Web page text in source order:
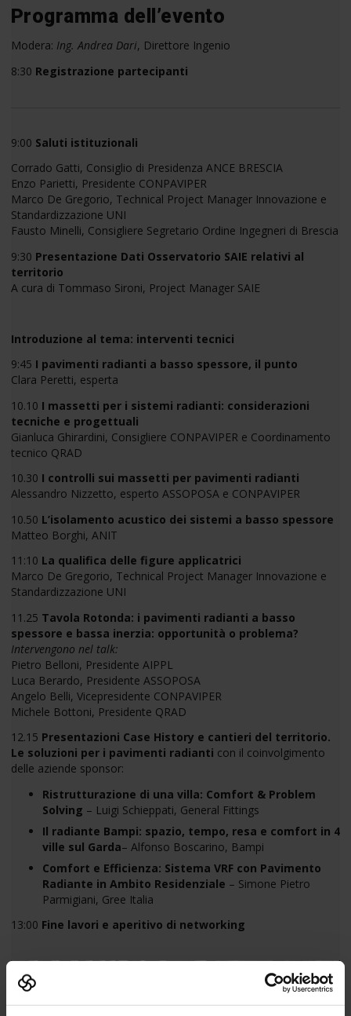
Programma dell’evento
Modera: Ing. Andrea Dari, Direttore Ingenio
8:30 Registrazione partecipanti
9:00 Saluti istituzionali
Corrado Gatti, Consiglio di Presidenza ANCE BRESCIA
Enzo Parietti, Presidente CONPAVIPER
Marco De Gregorio, Technical Project Manager Innovazione e
Standardizzazione UNI
Fausto Minelli, Consigliere Segretario Ordine Ingegneri di Brescia
9:30 Presentazione Dati Osservatorio SAIE relativi al
territorio
A cura di Tommaso Sironi, Project Manager SAIE
Introduzione al tema: interventi tecnici
9:45 I pavimenti radianti a basso spessore, il punto
Clara Peretti, esperta
10.10 I massetti per i sistemi radianti: considerazioni
tecniche e progettuali
Gianluca Ghirardini, Consigliere CONPAVIPER e Coordinamento
tecnico QRAD
10.30 I controlli sui massetti per pavimenti radianti
Alessandro Nizzetto, esperto ASSOPOSA e CONPAVIPER
10.50 L’isolamento acustico dei sistemi a basso spessore
Matteo Borghi, ANIT
11:10 La qualifica delle figure applicatrici
Marco De Gregorio, Technical Project Manager Innovazione e
Standardizzazione UNI
11.25 Tavola Rotonda: i pavimenti radianti a basso
spessore e bassa inerzia: opportunità o problema?
Intervengono nel talk:
Pietro Belloni, Presidente AIPPL
Luca Berardo, Presidente ASSOPOSA
Angelo Belli, Vicepresidente CONPAVIPER
Michele Bottoni, Presidente QRAD
12.15 Presentazioni Case History e cantieri del territorio.
Le soluzioni per i pavimenti radianti con il coinvolgimento
delle aziende sponsor:
Ristrutturazione di una villa: Comfort & Problem
Solving – Luigi Schieppati, General Fittings
Il radiante Bampi: spazio, tempo, resa e comfort in 4
ville sul Garda– Alfonso Boscarino, Bampi
Comfort e Efficienza: Sistema VRF con Pavimento
Radiante in Ambito Residenziale – Simone Pietro
Parmigiani, Gree Italia
13:00 Fine lavori e aperitivo di networking